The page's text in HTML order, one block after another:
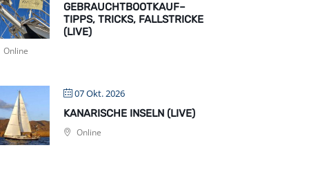
GEBRAUCHTBOOTKAUF–
TIPPS, TRICKS, FALLSTRICKE
(LIVE)
Online
07 Okt. 2026
KANARISCHE INSELN (LIVE)
Online